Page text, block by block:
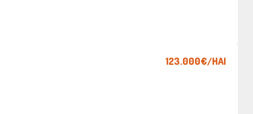
123.000€/HAI